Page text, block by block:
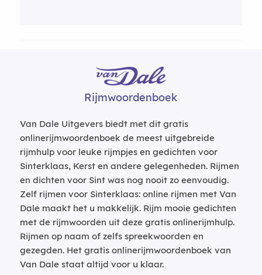
Rijmwoordenboek
Van Dale Uitgevers biedt met dit gratis
onlinerijmwoordenboek de meest uitgebreide
rijmhulp voor leuke rijmpjes en gedichten voor
Sinterklaas, Kerst en andere gelegenheden. Rijmen
en dichten voor Sint was nog nooit zo eenvoudig.
Zelf rijmen voor Sinterklaas: online rijmen met Van
Dale maakt het u makkelijk. Rijm mooie gedichten
met de rijmwoorden uit deze gratis onlinerijmhulp.
Rijmen op naam of zelfs spreekwoorden en
gezegden. Het gratis onlinerijmwoordenboek van
Van Dale staat altijd voor u klaar.